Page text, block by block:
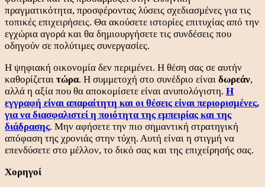
πραγματικότητα, προσφέροντας λύσεις σχεδιασμένες για τις
τοπικές επιχειρήσεις. Θα ακούσετε ιστορίες επιτυχίας από την
εγχώρια αγορά και θα δημιουργήσετε τις συνδέσεις που
οδηγούν σε πολύτιμες συνεργασίες.
Η ψηφιακή οικονομία δεν περιμένει. Η θέση σας σε αυτήν
καθορίζεται τώρα. Η συμμετοχή στο συνέδριο είναι δωρεάν,
αλλά η αξία που θα αποκομίσετε είναι ανυπολόγιστη. Η
εγγραφή είναι απαραίτητη και οι θέσεις είναι περιορισμένες,
για να διασφαλιστεί η ποιότητα της εμπειρίας και της
διάδρασης. Μην αφήσετε την πιο σημαντική στρατηγική
απόφαση της χρονιάς στην τύχη. Αυτή είναι η στιγμή να
επενδύσετε στο μέλλον, το δικό σας και της επιχείρησής σας.
Χορηγοί